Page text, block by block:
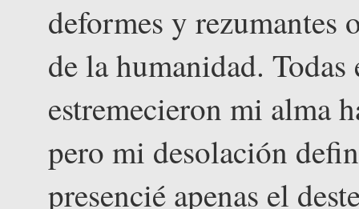
deformes y rezumantes
de la humanidad. Todas
estremecieron mi alma
pero mi desolación
presencié apenas el